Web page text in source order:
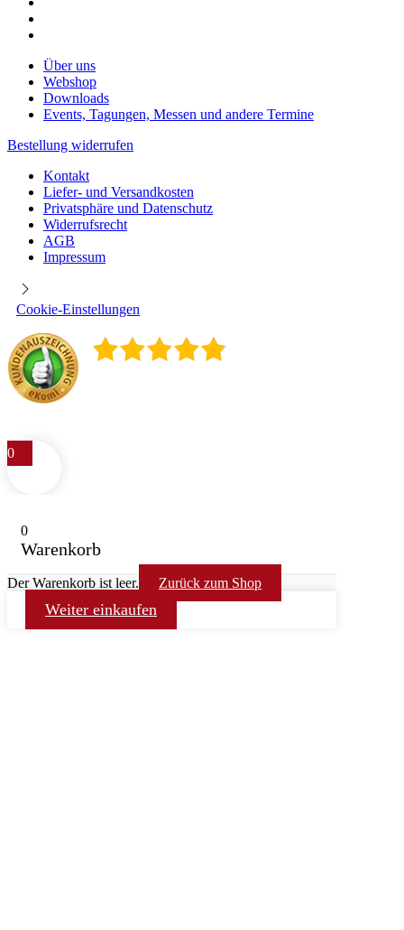
Über uns
Webshop
Downloads
Events, Tagungen, Messen und andere Termine
Bestellung widerrufen
Kontakt
Liefer- und Versandkosten
Privatsphäre und Datenschutz
Widerrufsrecht
AGB
Impressum
Cookie-Einstellungen
0
0
Warenkorb
Der Warenkorb ist leer. Zurück zum Shop
Weiter einkaufen